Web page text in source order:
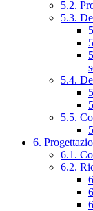
5.2.
5.3.
5.4.
5.5.
6.
6.1.
6.2.